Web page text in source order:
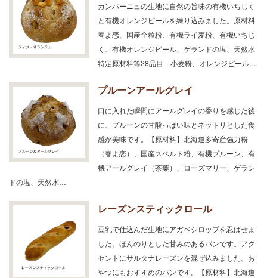
カンパーニュの生地に自然の旨味の有機いちじく
と有機オレンジピールを練り込みました。原材料
春よ恋、国産全粒粉、有機ライ麦粉、有機いちじ
く、有機オレンジピール、ゲランドの塩、天然水
特定原材料等28品目 小麦粉、オレンジピール…
プルーンアールグレイ
口に入れた瞬間にアールグレイの香りを感じた後
に、プルーンの甘酸っぱい味とネットリとした食
感が美味です。【原材料】北海道多寄産強力粉
（春よ恋）、国産スペルト粉、有機プルーン、有
機アールグレイ（茶葉）、ローズマリー、ゲラン
ドの塩、天然水…
レーズンスティックロール
豆乳で仕込んだ生地にアガベシロップを忍ばせま
した。ほんのりとした甘みのあるパンです。アク
セントにサルタナレーズンを混ぜ込みました。お
やつにもおすすめのパンです。【原材料】北海道